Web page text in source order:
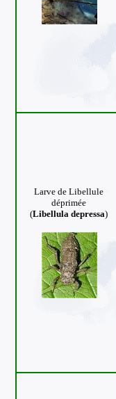
Larve de Libellule
déprimée
(Libellula depressa)